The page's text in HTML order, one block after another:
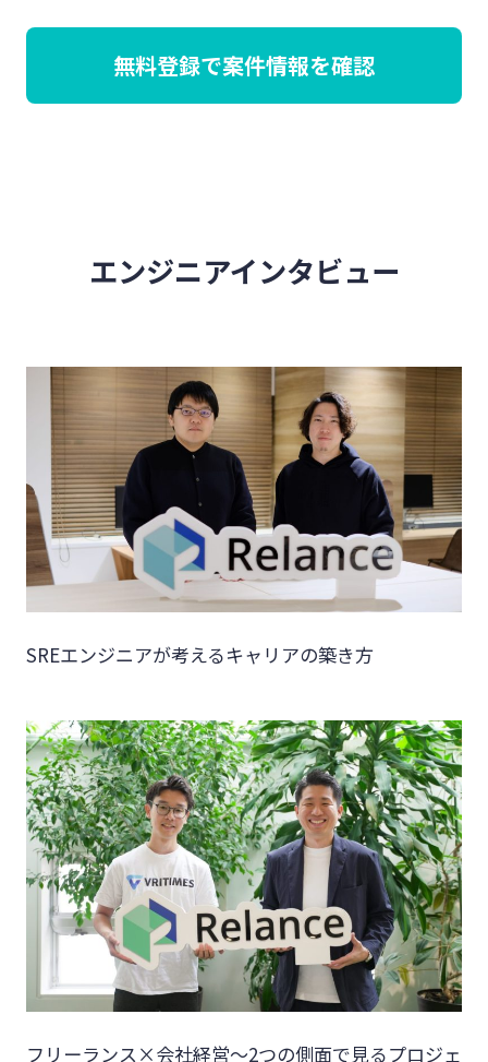
無料登録で案件情報を確認
エンジニアインタビュー
SREエンジニアが考えるキャリアの築き方
フリーランス×会社経営～2つの側面で見るプロジェ